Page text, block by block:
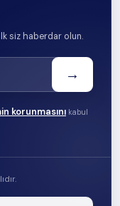
siz haberdar olun.
→
korunmasını kabul